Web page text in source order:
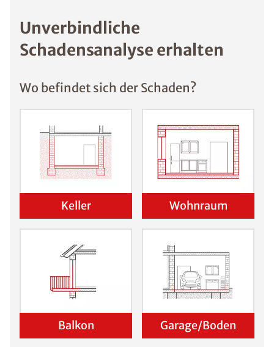
Unverbindliche
Schadensanalyse erhalten
Wo befindet sich der Schaden?
Keller Wohnraum
Balkon Garage/Boden